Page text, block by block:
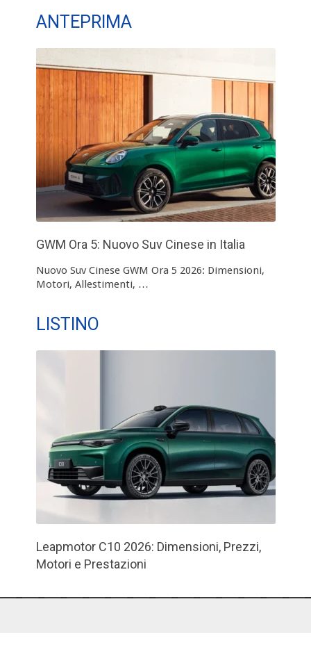
ANTEPRIMA
GWM Ora 5: Nuovo Suv Cinese in Italia
Nuovo Suv Cinese GWM Ora 5 2026: Dimensioni,
Motori, Allestimenti, …
LISTINO
Leapmotor C10 2026: Dimensioni, Prezzi,
Motori e Prestazioni